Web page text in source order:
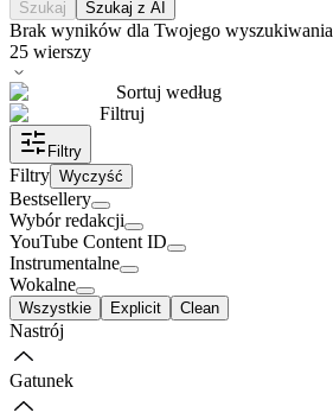
Szukaj Szukaj z AI
Brak wyników dla Twojego wyszukiwania
25 wierszy
Sortuj według
Filtruj
Filtry
Filtry Wyczyść
Bestsellery
Wybór redakcji
YouTube Content ID
Instrumentalne
Wokalne
Wszystkie Explicit Clean
Nastrój
Gatunek